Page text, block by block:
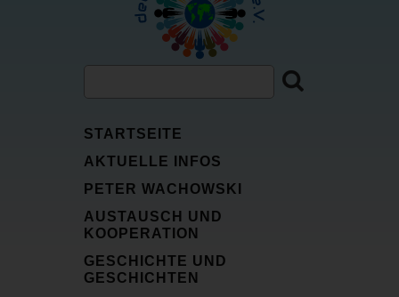
STARTSEITE
AKTUELLE INFOS
PETER WACHOWSKI
AUSTAUSCH UND
KOOPERATION
GESCHICHTE UND
GESCHICHTEN